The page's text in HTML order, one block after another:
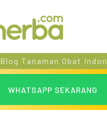
Blog Tanaman Obat
WHATSAPP SEKARANG